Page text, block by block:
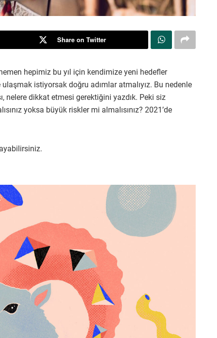
Share on Twitter
hepimiz bu yıl için kendimize yeni hedefler
istiyorsak doğru adımlar atmalıyız. Bu nedenle
nelere dikkat etmesi gerektiğini yazdık. Peki siz
yoksa büyük riskler mi almalısınız? 2021’de